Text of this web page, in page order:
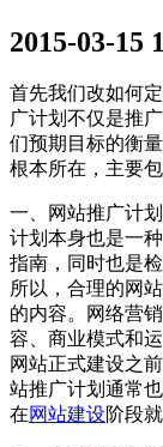
2015-03-15
首先我们改如何
广计划不仅是推
们预期目标的衡
根本所在，主要
一、网站推广计
计划本身也是一
指南，同时也是
所以，合理的网
的内容。网络营
容、商业模式和
网站正式建设之
站推广计划通常
在网站建设阶段